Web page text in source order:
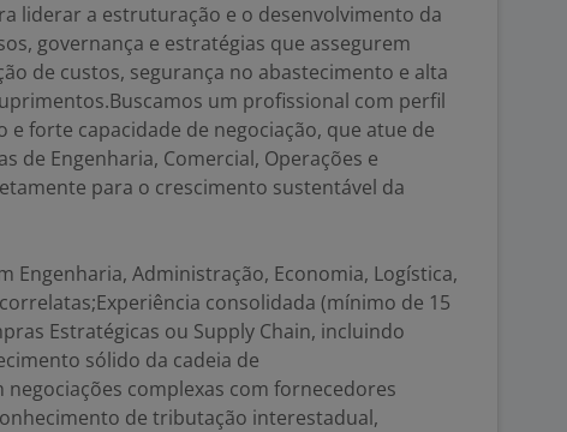
liderar a estruturação e o desenvolvimento da
governança e estratégias que assegurem
de custos, segurança no abastecimento e alta
um profissional com perfil
e forte capacidade de negociação, que atue de
de Engenharia, Comercial, Operações e
para o crescimento sustentável da
Engenharia, Administração, Economia, Logística,
consolidada (mínimo de 15
Estratégicas ou Supply Chain, incluindo
sólido da cadeia de
complexas com fornecedores
de tributação interestadual,